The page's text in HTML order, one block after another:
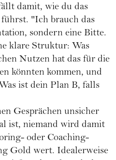
damit, wie du das
"Ich brauch das
sondern eine Bitte.
klare Struktur: Was
Nutzen hat das für die
könnten kommen, und
ist dein Plan B, falls
Gesprächen unsicher
ist, niemand wird damit
oder Coaching-
Gold wert. Idealerweise